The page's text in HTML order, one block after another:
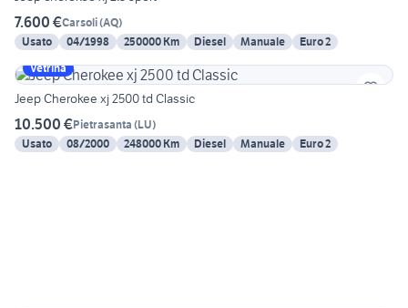
7.600 €Carsoli(AQ)
Usato
04/1998 250000 Km Diesel Manuale
Euro 2
Vetrina
Jeep Cherokee xj 2500 td Classic
10.500 €Pietrasanta (LU)
Usato
08/2000 248000 Km Diesel Manuale Euro 2